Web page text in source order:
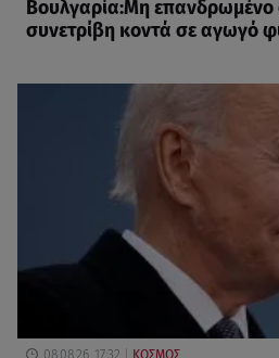
Βουλγαρία:Μη
συνετρίβη κοντά σε αγωγό
08.08.26, 17:32 ΚΟΣΜΟΣ